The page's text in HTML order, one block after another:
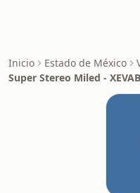
Inicio Estado de México
Super Stereo Miled - XEVAB